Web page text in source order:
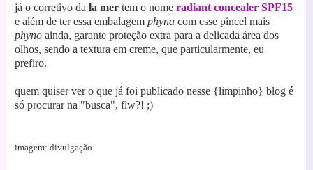
já o corretivo da la mer tem o nome radiant concealer SPF15
e além de ter essa embalagem phyna com esse pincel mais
phyno ainda, garante proteção extra para a delicada área dos
olhos, sendo a textura em creme, que particularmente, eu
prefiro.
quem quiser ver o que já foi publicado nesse {limpinho} blog é
só procurar na "busca", flw?! ;)
imagem: divulgação